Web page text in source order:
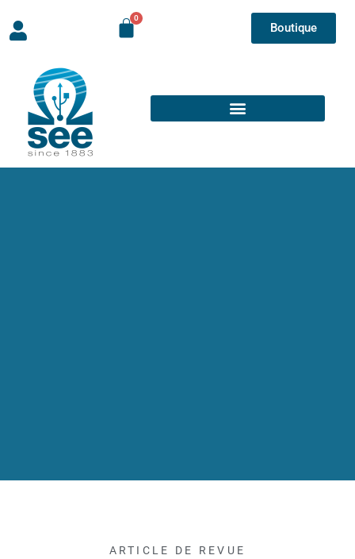
Boutique
ARTICLE DE REVUE